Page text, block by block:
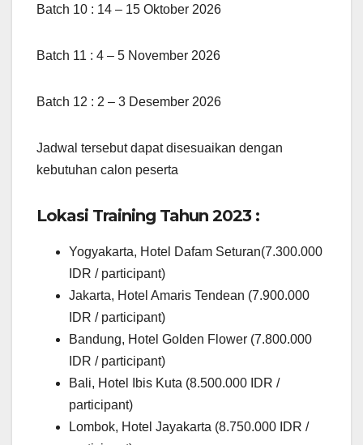
Batch 10 : 14 – 15 Oktober 2026
Batch 11 : 4 – 5 November 2026
Batch 12 : 2 – 3 Desember 2026
Jadwal tersebut dapat disesuaikan dengan
kebutuhan calon peserta
Lokasi Training Tahun 2023 :
Yogyakarta, Hotel Dafam Seturan(7.300.000
IDR / participant)
Jakarta, Hotel Amaris Tendean (7.900.000
IDR / participant)
Bandung, Hotel Golden Flower (7.800.000
IDR / participant)
Bali, Hotel Ibis Kuta (8.500.000 IDR /
participant)
Lombok, Hotel Jayakarta (8.750.000 IDR /